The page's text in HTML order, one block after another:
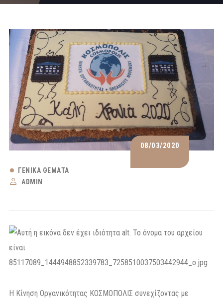
08/03/2020
ΓΕΝΙΚΆ ΘΈΜΑΤΑ
ADMIN
Η Κίνηση Οργανικότητας ΚΟΣΜΟΠΟΛΙΣ συνεχίζοντας με